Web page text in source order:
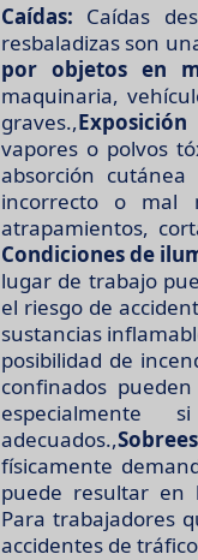
Caídas: Caídas
resbaladizas son
por objetos en
maquinaria,
graves.,
vapores o polvos
absorción
incorrecto o mal
atrapamientos,
Condiciones de
lugar de trabajo
el riesgo de
sustancias
posibilidad de
confinados
adecuados.,
físicamente
puede resultar en
Para trabajadores
accidentes de